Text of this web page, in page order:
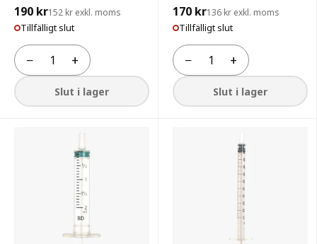
190 kr152 kr exkl. moms
Tillfälligt slut
−
Antal +
Slut i lager
170 kr136 kr exkl. moms
Tillfälligt slut
−
Antal +
Slut i lager